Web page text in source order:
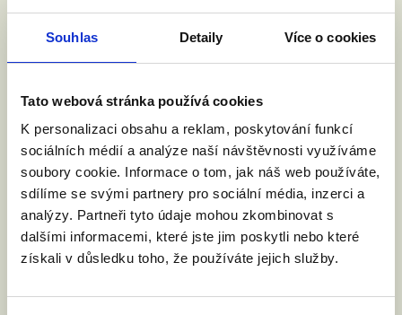
Souhlas Detaily Více o cookies
Tato webová stránka používá cookies
K personalizaci obsahu a reklam, poskytování funkcí
sociálních médií a analýze naší návštěvnosti využíváme
soubory cookie. Informace o tom, jak náš web používáte,
sdílíme se svými partnery pro sociální média, inzerci a
analýzy. Partneři tyto údaje mohou zkombinovat s
dalšími informacemi, které jste jim poskytli nebo které
získali v důsledku toho, že používáte jejich služby.
ohledně projednávání novely
zákona o manželství pro
všechny rozdíly mezi
manželstvím a registrovaným
partnerstvím.
Pojďte spolu s námi připomenout
politikům a političkám, že jde o